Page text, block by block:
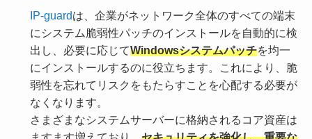
IP-guardは、企業がネットワーク全体のすべての端末
にシステム脆弱性パッチのインストールを自動的に検
出し、必要に応じてWindowsシステムパッチを均一
にインストールするのに役立ちます。これにより、脆
弱性を忘れてリスクをもたらすことを心配する必要が
なくなります。
さまざまなシステムサーバーに格納されるコア資産は